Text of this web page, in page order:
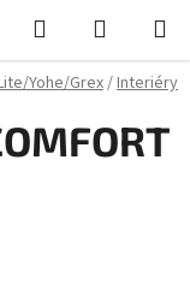
Hledat
KOŠÍK
Yohe/Grex/Interiéry